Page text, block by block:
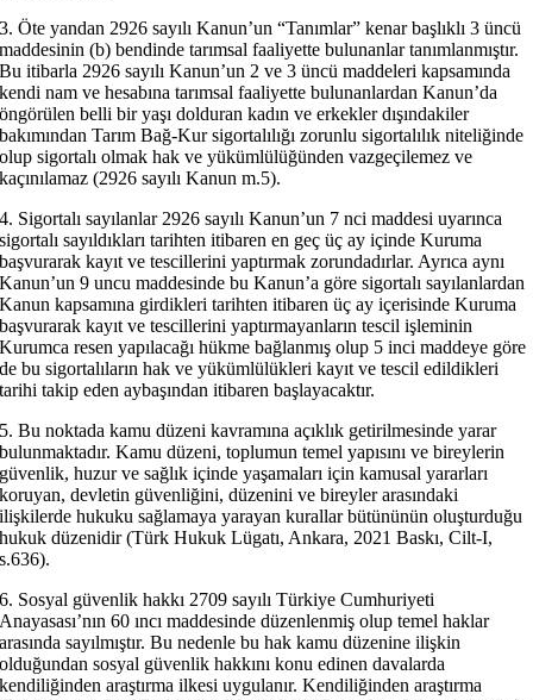
3. Öte yandan 2926 sayılı Kanun’un “Tanımlar” kenar başlıklı 3 üncü
maddesinin (b) bendinde tarımsal faaliyette bulunanlar tanımlanmıştır.
Bu itibarla 2926 sayılı Kanun’un 2 ve 3 üncü maddeleri kapsamında
kendi nam ve hesabına tarımsal faaliyette bulunanlardan Kanun’da
öngörülen belli bir yaşı dolduran kadın ve erkekler dışındakiler
bakımından Tarım Bağ-Kur sigortalılığı zorunlu sigortalılık niteliğinde
olup sigortalı olmak hak ve yükümlülüğünden vazgeçilemez ve
kaçınılamaz (2926 sayılı Kanun m.5).
4. Sigortalı sayılanlar 2926 sayılı Kanun’un 7 nci maddesi uyarınca
sigortalı sayıldıkları tarihten itibaren en geç üç ay içinde Kuruma
başvurarak kayıt ve tescillerini yaptırmak zorundadırlar. Ayrıca aynı
Kanun’un 9 uncu maddesinde bu Kanun’a göre sigortalı sayılanlardan
Kanun kapsamına girdikleri tarihten itibaren üç ay içerisinde Kuruma
başvurarak kayıt ve tescillerini yaptırmayanların tescil işleminin
Kurumca resen yapılacağı hükme bağlanmış olup 5 inci maddeye göre
de bu sigortalıların hak ve yükümlülükleri kayıt ve tescil edildikleri
tarihi takip eden aybaşından itibaren başlayacaktır.
5. Bu noktada kamu düzeni kavramına açıklık getirilmesinde yarar
bulunmaktadır. Kamu düzeni, toplumun temel yapısını ve bireylerin
güvenlik, huzur ve sağlık içinde yaşamaları için kamusal yararları
koruyan, devletin güvenliğini, düzenini ve bireyler arasındaki
ilişkilerde hukuku sağlamaya yarayan kurallar bütününün oluşturduğu
hukuk düzenidir (Türk Hukuk Lügatı, Ankara, 2021 Baskı, Cilt-I,
s.636).
6. Sosyal güvenlik hakkı 2709 sayılı Türkiye Cumhuriyeti
Anayasası’nın 60 ıncı maddesinde düzenlenmiş olup temel haklar
arasında sayılmıştır. Bu nedenle bu hak kamu düzenine ilişkin
olduğundan sosyal güvenlik hakkını konu edinen davalarda
kendiliğinden araştırma ilkesi uygulanır. Kendiliğinden araştırma